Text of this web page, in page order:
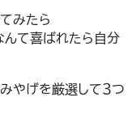
みたら
んて喜ばれたら自分
やげを厳選して３つ